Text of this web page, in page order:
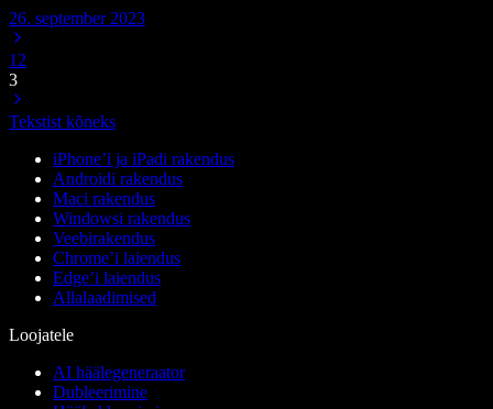
26. september 2023
1 2
3
Tekstist kõneks
iPhone’i ja iPadi rakendus
Androidi rakendus
Maci rakendus
Windowsi rakendus
Veebirakendus
Chrome’i laiendus
Edge’i laiendus
Allalaadimised
Loojatele
AI häälegeneraator
Dubleerimine